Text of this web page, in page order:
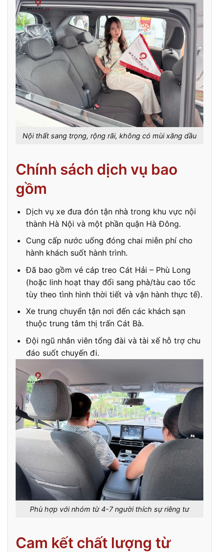
Nội thất sang trọng, rộng rãi, không có mùi xăng dầu
Chính sách dịch vụ bao
gồm
Dịch vụ xe đưa đón tận nhà trong khu vực nội
thành Hà Nội và một phần quận Hà Đông.
Cung cấp nước uống đóng chai miễn phí cho
hành khách suốt hành trình.
Đã bao gồm vé cáp treo Cát Hải – Phù Long
(hoặc linh hoạt thay đổi sang phà/tàu cao tốc
tùy theo tình hình thời tiết và vận hành thực tế).
Xe trung chuyển tận nơi đến các khách sạn
thuộc trung tâm thị trấn Cát Bà.
Đội ngũ nhân viên tổng đài và tài xế hỗ trợ chu
đáo suốt chuyến đi.
Phù hợp với nhóm từ 4-7 người thích sự riêng tư
Cam kết chất lượng từ